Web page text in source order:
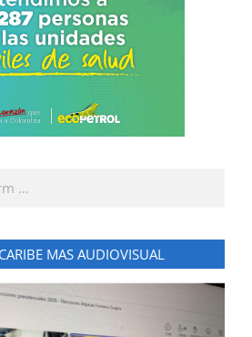
MAS AUDIOVISUAL